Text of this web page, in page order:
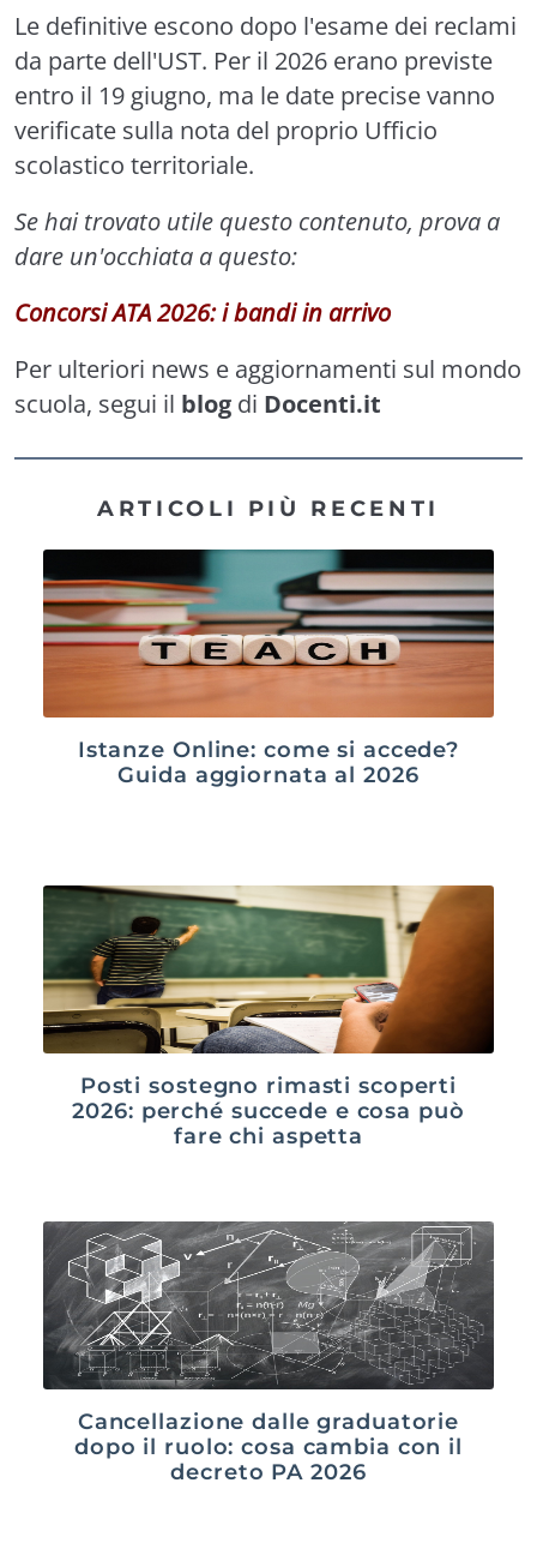
Le definitive escono dopo l'esame dei reclami
da parte dell'UST. Per il 2026 erano previste
entro il 19 giugno, ma le date precise vanno
verificate sulla nota del proprio Ufficio
scolastico territoriale.
Se hai trovato utile questo contenuto, prova a
dare un'occhiata a questo:
Concorsi ATA 2026: i bandi in arrivo
Per ulteriori news e aggiornamenti sul mondo
scuola, segui il blog di Docenti.it
ARTICOLI PIÙ RECENTI
Istanze Online: come si accede?
Guida aggiornata al 2026
Posti sostegno rimasti scoperti
2026: perché succede e cosa può
fare chi aspetta
Cancellazione dalle graduatorie
dopo il ruolo: cosa cambia con il
decreto PA 2026